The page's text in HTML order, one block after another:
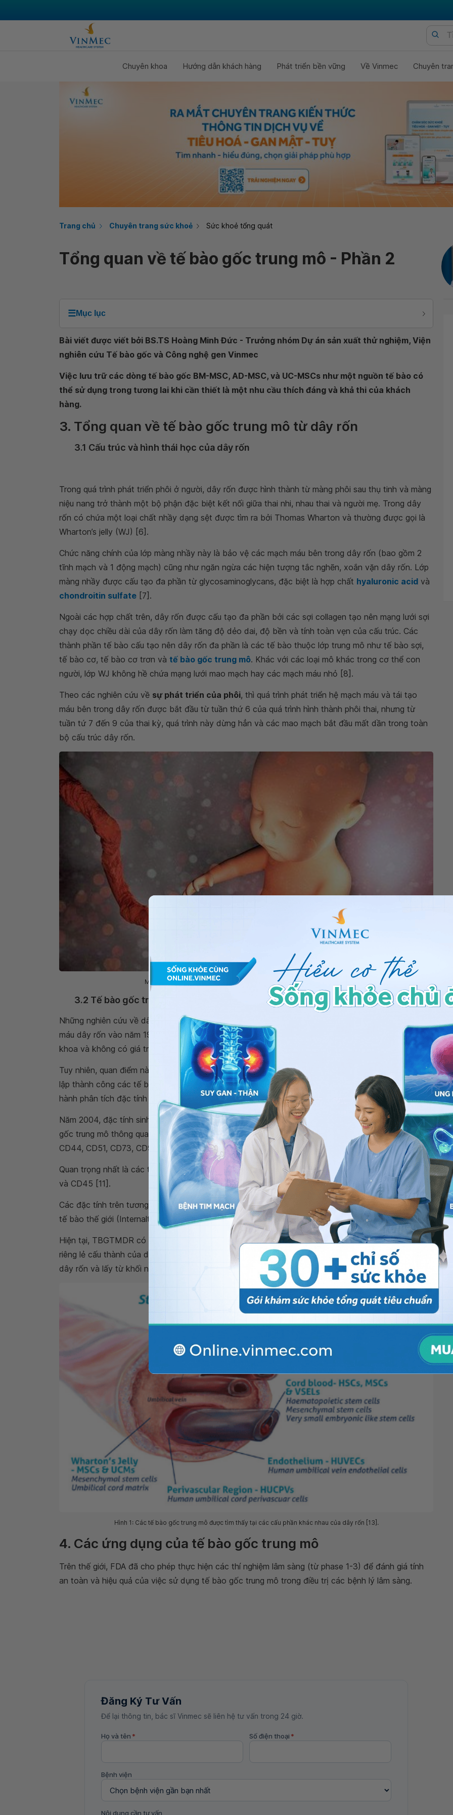
Chuyên khoa Hướng dẫn khách hàng Phát triển bền vững Về Vinmec Chuyên
Trang chủ Chuyên trang sức khoẻ Sức khoẻ tổng quát
Tổng quan về tế bào gốc trung mô - Phần 2
☰Mục lục
Bài viết được viết bởi BS.TS Hoàng Minh Đức - Trưởng nhóm Dự án sản xuất thử nghiệm, Viện
nghiên cứu Tế bào gốc và Công nghệ gen Vinmec
Việc lưu trữ các dòng tế bào gốc BM-MSC, AD-MSC, và UC-MSCs như một nguồn tế bào có
thể sử dụng trong tương lai khi cần thiết là một nhu cầu thích đáng và khả thi của khách
hàng.
3. Tổng quan về tế bào gốc trung mô từ dây rốn
3.1 Cấu trúc và hình thái học của dây rốn
Trong quá trình phát triển phôi ở người, dây rốn được hình thành từ màng phôi sau thụ tinh và màng
niệu nang trở thành một bộ phận đặc biệt kết nối giữa thai nhi, nhau thai và người mẹ. Trong dây
rốn có chứa một loại chất nhầy dạng sệt được tìm ra bởi Thomas Wharton và thường được gọi là
Wharton’s jelly (WJ) [6].
Chức năng chính của lớp màng nhầy này là bảo vệ các mạch máu bên trong dây rốn (bao gồm 2
tĩnh mạch và 1 động mạch) cũng như ngăn ngừa các hiện tượng tắc nghẽn, xoắn vặn dây rốn. Lớp
màng nhầy được cấu tạo đa phần từ glycosaminoglycans, đặc biệt là hợp chất hyaluronic acid và
chondroitin sulfate [7].
Ngoài các hợp chất trên, dây rốn được cấu tạo đa phần bởi các sợi collagen tạo nên mạng lưới sợi
chạy dọc chiều dài của dây rốn làm tăng độ dẻo dai, độ bền và tính toàn vẹn của cấu trúc. Các
thành phần tế bào cấu tạo nên dây rốn đa phần là các tế bào thuộc lớp trung mô như tế bào sợi,
tế bào cơ, tế bào cơ trơn và tế bào gốc trung mô. Khác với các loại mô khác trong cơ thể con
người, lớp WJ không hề chứa mạng lưới mao mạch hay các mạch máu nhỏ [8].
Theo các nghiên cứu về sự phát triển của phôi, thì quá trình phát triển hệ mạch máu và tái tạo
máu bên trong dây rốn được bắt đầu từ tuần thứ 6 của quá trình hình thành phôi thai, nhưng từ
tuần tứ 7 đến 9 của thai kỳ, quá trình này dừng hẳn và các mao mạch bắt đầu mất dần trong toàn
bộ cấu trúc dây rốn.
Màng trong của dây rốn có tác dụng bảo vệ các mạch máu bên trong
3.2 Tế bào gốc trung mô từ dây rốn (TBGTMDR)
Những nghiên cứu về dây rốn bắt nguồn từ việc phát hiện ra nguồn tế bào gốc tạo máu từ chính
máu dây rốn vào năm 1974, nhưng tại thời điểm đó dây rốn lại được coi là một rác thải trong y
khoa và không có giá trị về khoa học [9].
Tuy nhiên, quan điểm này hoàn toàn bị xoá bỏ vào năm 1991 khi McElreavey và các cộng sự phân
lập thành công các tế bào dạng sợi (fibroblast-like cells) từ lớp màng nhầy Wharton’s Jelly và tiến
hành phân tích đặc tính sinh học của các dòng tế bào này [10].
Năm 2004, đặc tính sinh học của các dòng tế bào dạng sợi từ dây rốn được chứng minh là tế bào
gốc trung mô thông qua khả năng tăng sinh, khả năng biệt hoá và có các marker bề mặt như CD29,
CD44, CD51, CD73, CD90 và CD105.
Quan trọng nhất là các tế bào này không có các marker bề mặt của tế bào gốc tạo máu như CD34
và CD45 [11].
Các đặc tính trên tương đồng hoàn toàn với khái niệm tế bào gốc trung mô được hiệp hội liệu pháp
tế bào thế giới (Internaltional Society for Cell Therapy – ISCT) quy định [12].
Hiện tại, TBGTMDR có thể được phân lập từ toàn bộ các phần của dây rốn hay từ những bộ phận
riêng lẻ cấu thành của dây rốn như các tế bào TBGTMDR lấy từ động mạch và tĩnh mạch, màng
dây rốn và lấy từ khối nhầy WJ.
Hình 1: Các tế bào gốc trung mô được tìm thấy tại các cấu phần khác nhau của dây rốn [13].
4. Các ứng dụng của tế bào gốc trung mô
Trên thế giới, FDA đã cho phép thực hiện các thí nghiệm lâm sàng (từ phase 1-3) để đánh giá tính
an toàn và hiệu quả của việc sử dụng tế bào gốc trung mô trong điều trị các bệnh lý lâm sàng.
Đăng Ký Tư Vấn
Để lại thông tin, bác sĩ Vinmec sẽ liên hệ tư vấn trong 24 giờ.
Họ và tên * Số điện thoại *
Bệnh viện
Nội dung cần tư vấn